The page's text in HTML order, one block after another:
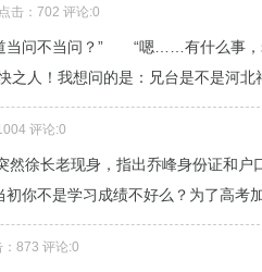
击：702 评论:0
当问不当问？” “嗯……有什么事，
人！我想问的是：兄台是不是河北
评论:0
然徐长老现身，指出乔峰身份证和
初你不是学习成绩不好么？为了高考
873 评论:0